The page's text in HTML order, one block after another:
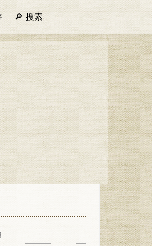
搜索